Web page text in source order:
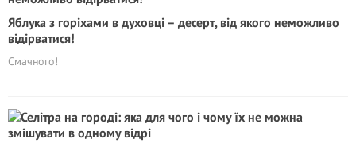
Яблука з горіхами в духовці – десерт, від якого неможливо
відірватися!
Смачного!